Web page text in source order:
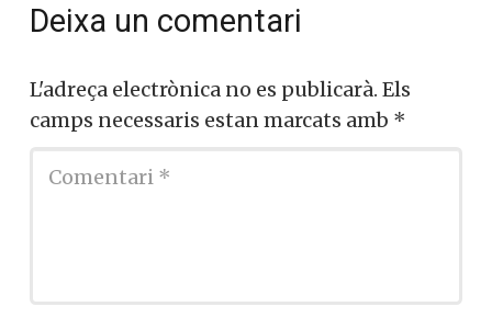
Deixa un comentari
L'adreça electrònica no es publicarà. Els
camps necessaris estan marcats amb *